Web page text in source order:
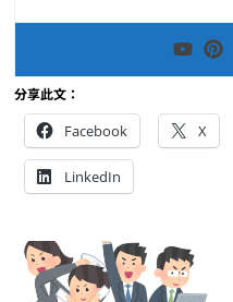
分享此文：
Facebook X
LinkedIn